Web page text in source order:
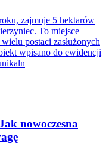
zajmuje 5 hektarów
To miejsce
postaci zasłużonych
wpisano do ewidencji
nowoczesna